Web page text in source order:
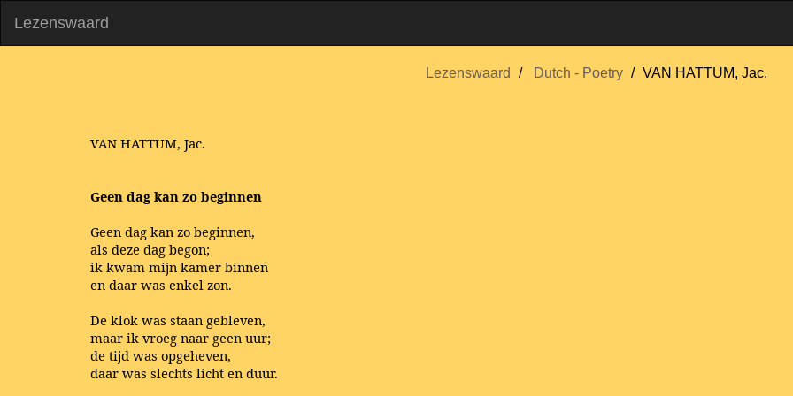
Lezenswaard
Lezenswaard Dutch - Poetry VAN HATTUM, Jac.
VAN HATTUM, Jac.
Geen dag kan zo beginnen
Geen dag kan zo beginnen,
als deze dag begon;
ik kwam mijn kamer binnen
en daar was enkel zon.
De klok was staan gebleven,
maar ik vroeg naar geen uur;
de tijd was opgeheven,
daar was slechts licht en duur.